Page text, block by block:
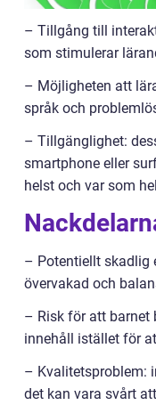
– Tillgång till
som stimulerar
– Möjligheten att
språk och
– Tillgänglighet:
smartphone eller
helst och var som
– Potentiellt skadlig
övervakad och
– Risk för att
innehåll istället för
– Kvalitetsproblem:
det kan vara svårt